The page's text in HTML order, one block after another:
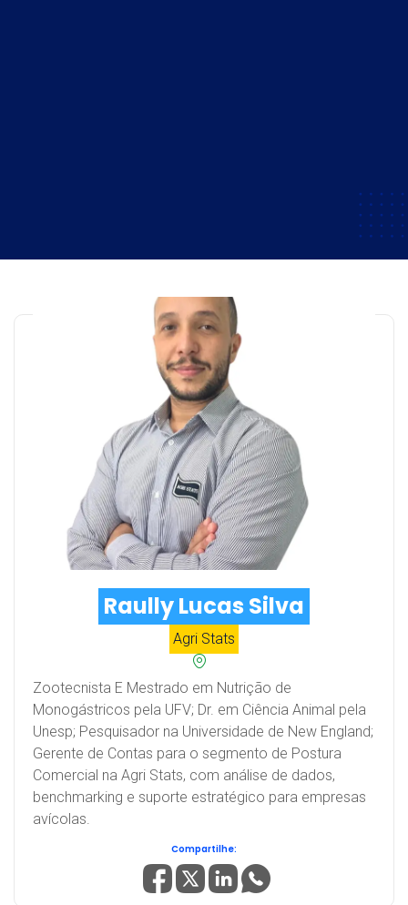
Raully Lucas Silva
Agri Stats
Zootecnista E Mestrado em Nutrição de
Monogástricos pela UFV; Dr. em Ciência Animal pela
Unesp; Pesquisador na Universidade de New England;
Gerente de Contas para o segmento de Postura
Comercial na Agri Stats, com análise de dados,
benchmarking e suporte estratégico para empresas
avícolas.
Compartilhe: